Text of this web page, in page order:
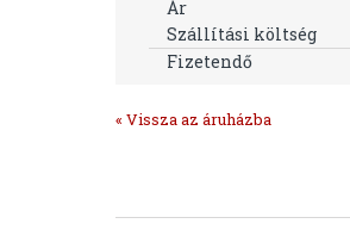
Ár
Szállítási költség
Fizetendő
« Vissza az áruházba